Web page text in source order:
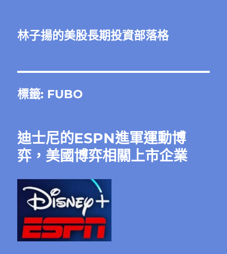
林子揚的美股長期投資部落格
標籤: FUBO
迪士尼的ESPN進軍運動博
弈，美國博弈相關上市企業